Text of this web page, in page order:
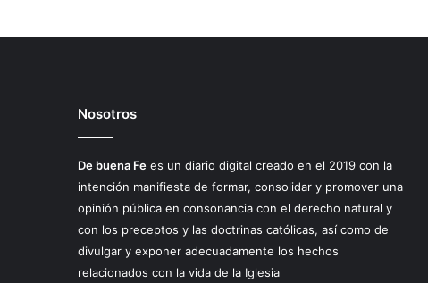
Nosotros
De buena Fe es un diario digital creado en el 2019 con la
intención manifiesta de formar, consolidar y promover una
opinión pública en consonancia con el derecho natural y
con los preceptos y las doctrinas católicas, así como de
divulgar y exponer adecuadamente los hechos
relacionados con la vida de la Iglesia